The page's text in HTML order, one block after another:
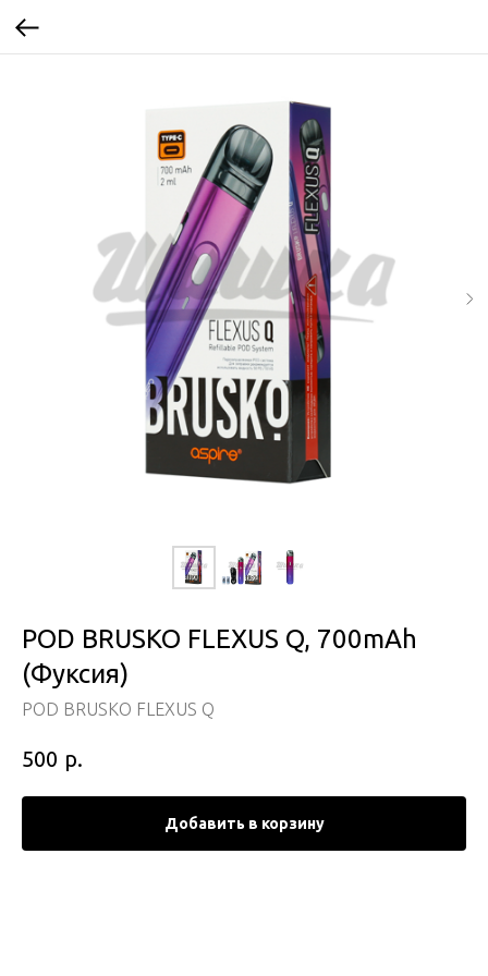
POD BRUSKO FLEXUS Q, 700mAh
(Фуксия)
POD BRUSKO FLEXUS Q
500 р.
Добавить в корзину